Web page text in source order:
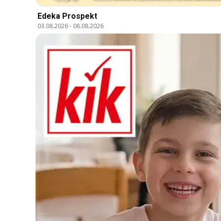
Edeka Prospekt
03.08.2026- 08.08.2026